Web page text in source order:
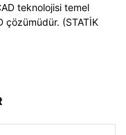
teknolojisi temel
çözümüdür. (STATİK